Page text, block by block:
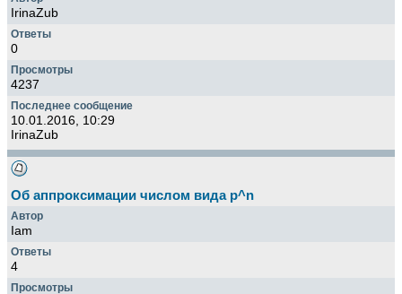
IrinaZub
0
4237
10.01.2016, 10:29
IrinaZub
Об аппроксимации числом вида p^n
Iam
4